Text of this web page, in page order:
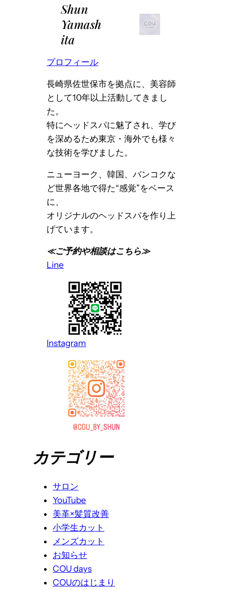
Shun
Yamash
ita
プロフィール
長崎県佐世保市を拠点に、美容師
として10年以上活動してきまし
た。
特にヘッドスパに魅了され、学び
を深めるため東京・海外でも様々
な技術を学びました。
ニューヨーク、韓国、バンコクな
ど世界各地で得た“感覚”をベース
に、
オリジナルのヘッドスパを作り上
げています。
≪ご予約や相談はこちら≫
Line
Instagram
カテゴリー
サロン
YouTube
美革×髪質改善
小学生カット
メンズカット
お知らせ
COU days
COUのはじまり